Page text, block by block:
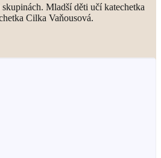
Mladší děti učí katechetka
Cilka Vaňousová.